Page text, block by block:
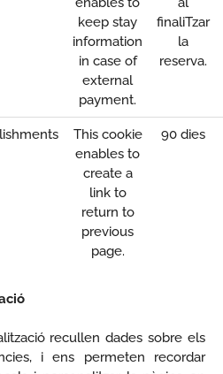
keep stay
information
in case of
external
payment.
finaliTzar
la
reserva.
This cookie
enables to
create a
link to
return to
previous
page.
90 dies
recullen dades sobre els
i ens permeten recordar